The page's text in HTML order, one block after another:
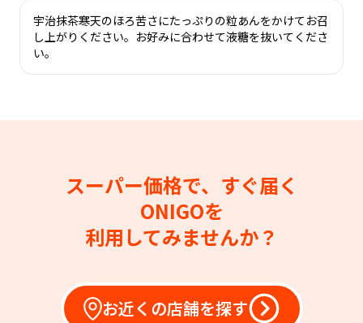
宇治抹茶寒天のほろ苦さにたっぷりの粒あんをかけてお召
し上がりください。お好みに合わせて液糖を抜いてくださ
い。
スーパー価格で、すぐ届く
ONIGOを
利用してみませんか？
お近くの店舗を探す